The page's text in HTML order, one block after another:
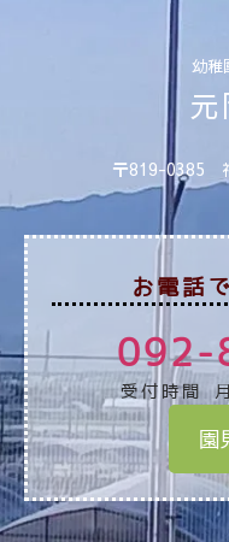
幼稚
〒819-0385
お電話
092-
受付時間
園